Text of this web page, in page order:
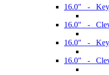
16.0" -
16.0" -
16.0" -
16.0" -